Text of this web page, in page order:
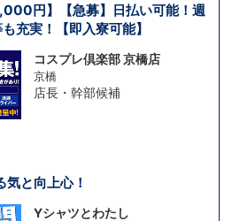
円】【急募】日払い可能！週
充実！【即入寮可能】
コスプレ倶楽部 京橋店
京橋
店長・幹部候補
と向上心！
Yシャツとわたし